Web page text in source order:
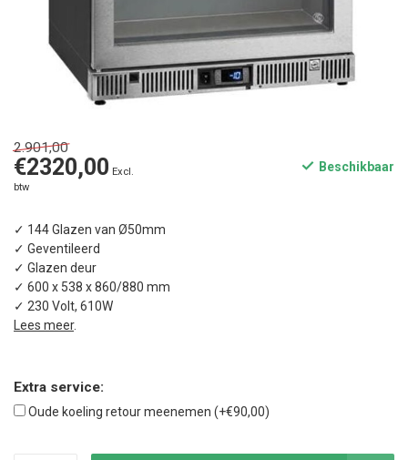
2.901,00
€2320,00 Excl.
btw
Beschikbaar
✓ 144 Glazen van Ø50mm
✓ Geventileerd
✓ Glazen deur
✓ 600 x 538 x 860/880 mm
✓ 230 Volt, 610W
Lees meer.
Extra service:
Oude koeling retour meenemen (+€90,00)